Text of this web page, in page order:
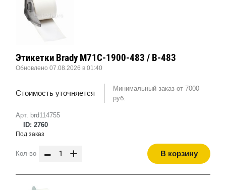
Арт. brd114755
ID: 2760
Этикетки Brady M71C-1900-483 / B-483
Обновлено 07.08.2026 в 01:40
Стоимость уточняется
Минимальный заказ от 7000
руб.
Под заказ
Кол-во - + В корзину